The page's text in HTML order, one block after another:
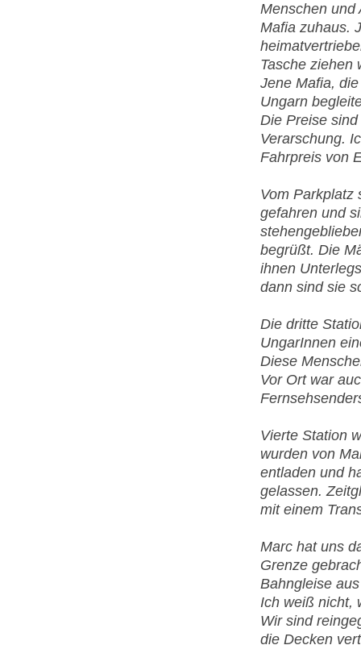
Menschen und
Mafia zuhaus.
Tasche ziehen
Jene Mafia,
Ungarn
Die Preise
Verarschung.
Fahrpreis von
Vom Parkplatz
gefahren und
begrüßt. Die
ihnen
dann sind sie
Die dritte
UngarInnen
Diese
Vor Ort war
Vierte Station
wurden von
entladen und
gelassen.
mit einem
Marc hat uns
Grenze
Bahngleise
Ich weiß nicht,
Wir sind
die Decken